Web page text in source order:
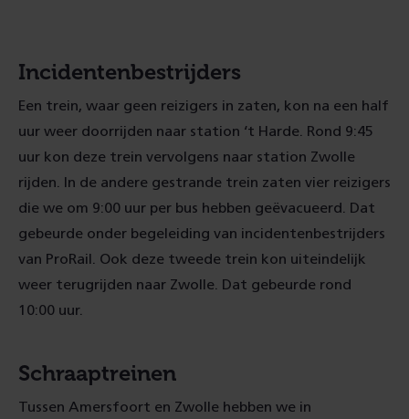
Incidentenbestrijders
Een trein, waar geen reizigers in zaten, kon na een half
uur weer doorrijden naar station ‘t Harde. Rond 9:45
uur kon deze trein vervolgens naar station Zwolle
rijden. In de andere gestrande trein zaten vier reizigers
die we om 9:00 uur per bus hebben geëvacueerd. Dat
gebeurde onder begeleiding van incidentenbestrijders
van ProRail. Ook deze tweede trein kon uiteindelijk
weer terugrijden naar Zwolle. Dat gebeurde rond
10:00 uur.
Schraaptreinen
Tussen Amersfoort en Zwolle hebben we in